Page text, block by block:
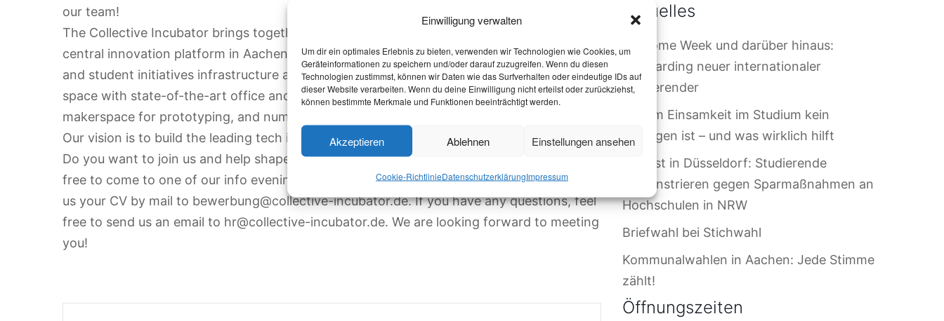
Einwilligung verwalten
Um dir ein optimales Erlebnis zu bieten, verwenden wir Technologien wie Cookies, um
Geräteinformationen zu speichern und/oder darauf zuzugreifen. Wenn du diesen
Technologien zustimmst, können wir Daten wie das Surfverhalten oder eindeutige IDs auf
dieser Website verarbeiten. Wenn du deine Einwilligung nicht erteilst oder zurückziehst,
können bestimmte Merkmale und Funktionen beeinträchtigt werden.
Akzeptieren Ablehnen Einstellungen ansehen
Cookie-RichtlinieDatenschutzerklärungImpressum
our team!
The Collective Incubator brings together students, researchers and companies. As a
central innovation platform in Aachen, the Collective Incubator offers university start-ups
and student initiatives infrastructure and versatile support. This includes a coworking
space with state-of-the-art office and conference rooms, our large and diverse
makerspace for prototyping, and numerous events and training opportunities.
Our vision is to build the leading tech incubator in Europe.
Do you want to join us and help shape the future of the start-up scene in Aachen? Feel
free to come to one of our info evenings on 17.10.23 or 23.10.23 or apply directly and send
us your CV by mail to bewerbung@collective-incubator.de. If you have any questions, feel
free to send us an email to hr@collective-incubator.de. We are looking forward to meeting
you!
Aktuelles
Welcome Week und darüber hinaus:
Onboarding neuer internationaler
Studierender
Warum Einsamkeit im Studium kein
Versagen ist – und was wirklich hilft
Protest in Düsseldorf: Studierende
demonstrieren gegen Sparmaßnahmen an
Hochschulen in NRW
Briefwahl bei Stichwahl
Kommunalwahlen in Aachen: Jede Stimme
zählt!
Öffnungszeiten